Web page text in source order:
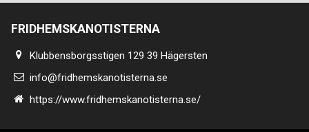
FRIDHEMSKANOTISTERNA
Klubbensborgsstigen 129 39 Hägersten
info@fridhemskanotisterna.se
https://www.fridhemskanotisterna.se/